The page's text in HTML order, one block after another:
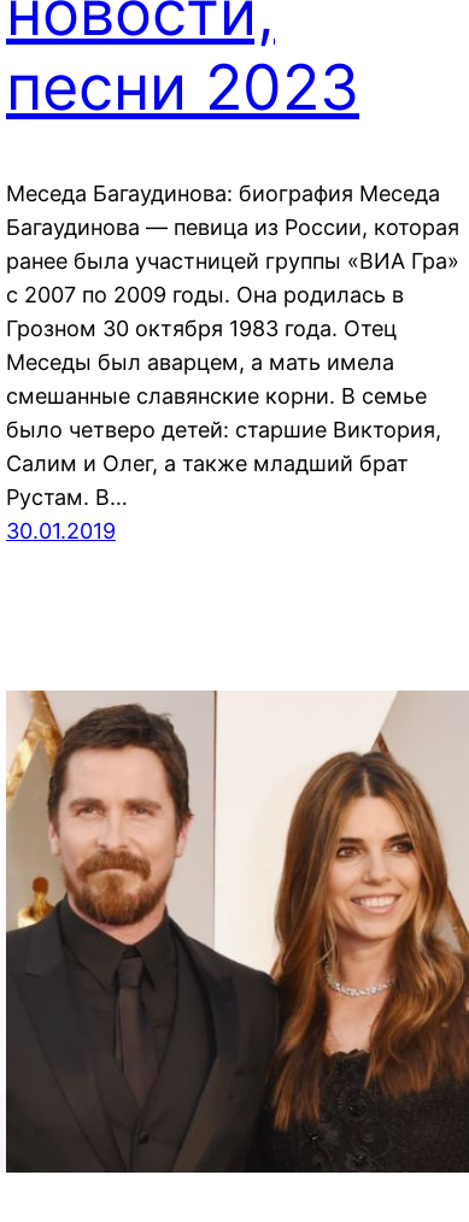
песни 2023
Меседа Багаудинова: биография Меседа
Багаудинова — певица из России, которая
ранее была участницей группы «ВИА Гра»
с 2007 по 2009 годы. Она родилась в
Грозном 30 октября 1983 года. Отец
Меседы был аварцем, а мать имела
смешанные славянские корни. В семье
было четверо детей: старшие Виктория,
Салим и Олег, а также младший брат
Рустам. В…
30.01.2019